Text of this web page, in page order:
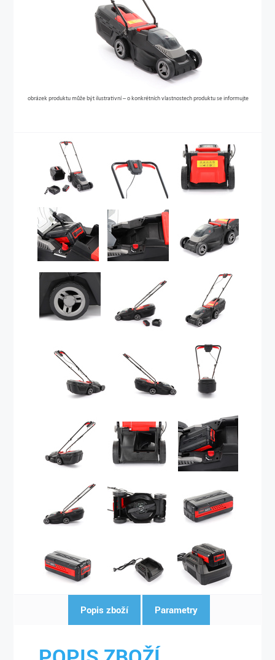
obrázek produktu může být ilustrativní – o konkrétních vlastnostech produktu se informujte
Popis zboží Parametry